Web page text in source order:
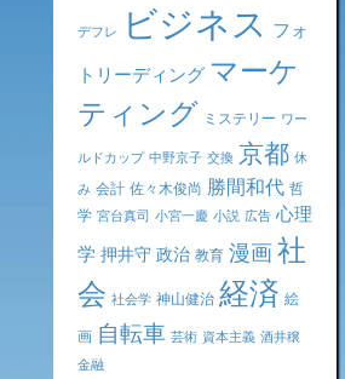
デフレ ビジネス フォ
トリーディング マーケ
ティング ミステリー ワー
ルドカップ 中野京子 交換 京都 休
み 会計 佐々木俊尚 勝間和代 哲
学 宮台真司 小宮一慶 小説 広告 心理
学 押井守 政治 教育 漫画社
会 社会学 神山健治 経済 絵
画 自転車 芸術 資本主義 酒井穣
金融